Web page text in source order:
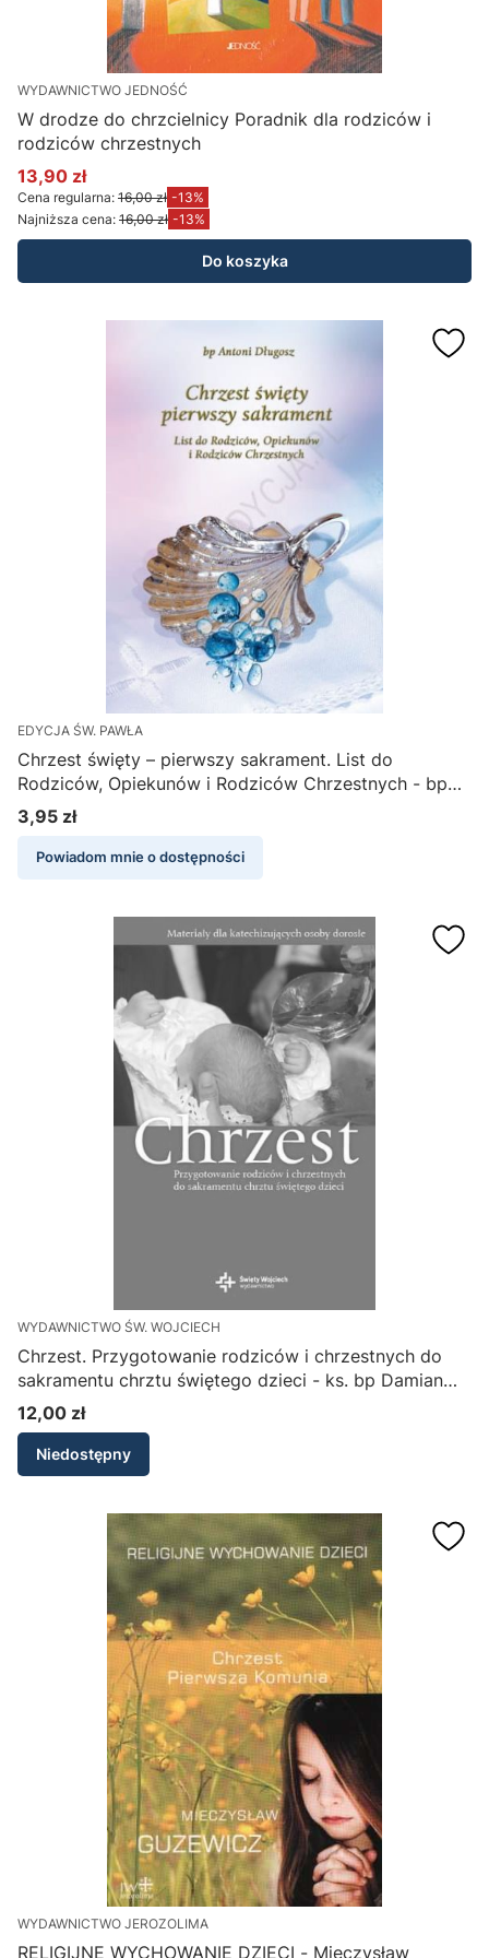
WYDAWNICTWO JEDNOŚĆ
W drodze do chrzcielnicy Poradnik dla rodziców i
rodziców chrzestnych
Cena promocyjna
13,90 zł
Cena regularna: 16,00 zł -13%
Najniższa cena: 16,00 zł -13%
Do koszyka
EDYCJA ŚW. PAWŁA
Chrzest święty – pierwszy sakrament. List do
Rodziców, Opiekunów i Rodziców Chrzestnych - bp
Antoni Długosz, ks. Roman Ceglarek
Cena
3,95 zł
Powiadom mnie o dostępności
WYDAWNICTWO ŚW. WOJCIECH
Chrzest. Przygotowanie rodziców i chrzestnych do
sakramentu chrztu świętego dzieci - ks. bp Damian
Bryl, ks. Artur Filipiak
Cena
12,00 zł
Niedostępny
WYDAWNICTWO JEROZOLIMA
RELIGIJNE WYCHOWANIE DZIECI - Mieczysław